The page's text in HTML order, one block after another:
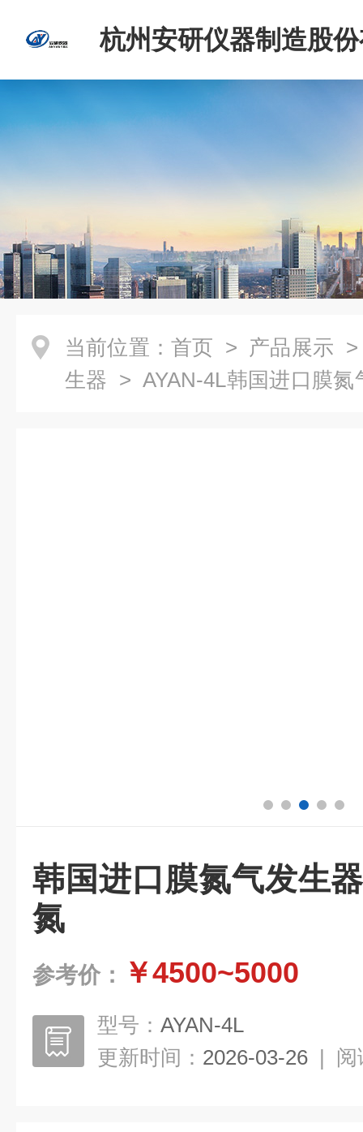
杭州安研仪器制造股
司
当前位置： 首页 > 产品展示
生器 > AYAN-4L韩国进口膜
韩国进口膜氮气发生
氮
参考价： ￥4500~5000
型号： AYAN-4L
更新时间： 2026-03-26 | 阅